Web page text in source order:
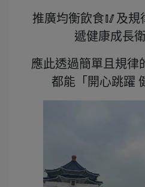
推廣均衡飲食🥢及規
遞健康成長
應此透過簡單且規律
都能「開心跳躍